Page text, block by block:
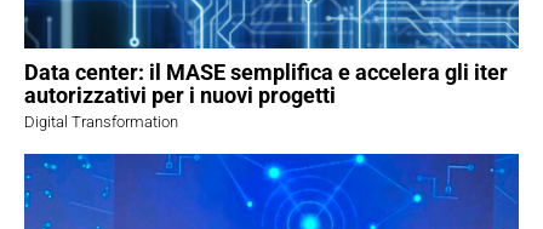
Data center: il MASE semplifica e accelera gli iter
autorizzativi per i nuovi progetti
Digital Transformation